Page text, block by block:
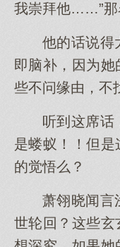
我崇拜他……”那
他的话说得
即脑补，因为
些不问缘由，不
听到这席话
是蝼蚁！！但是
的觉悟么？
萧翎晓闻言
世轮回？这些玄